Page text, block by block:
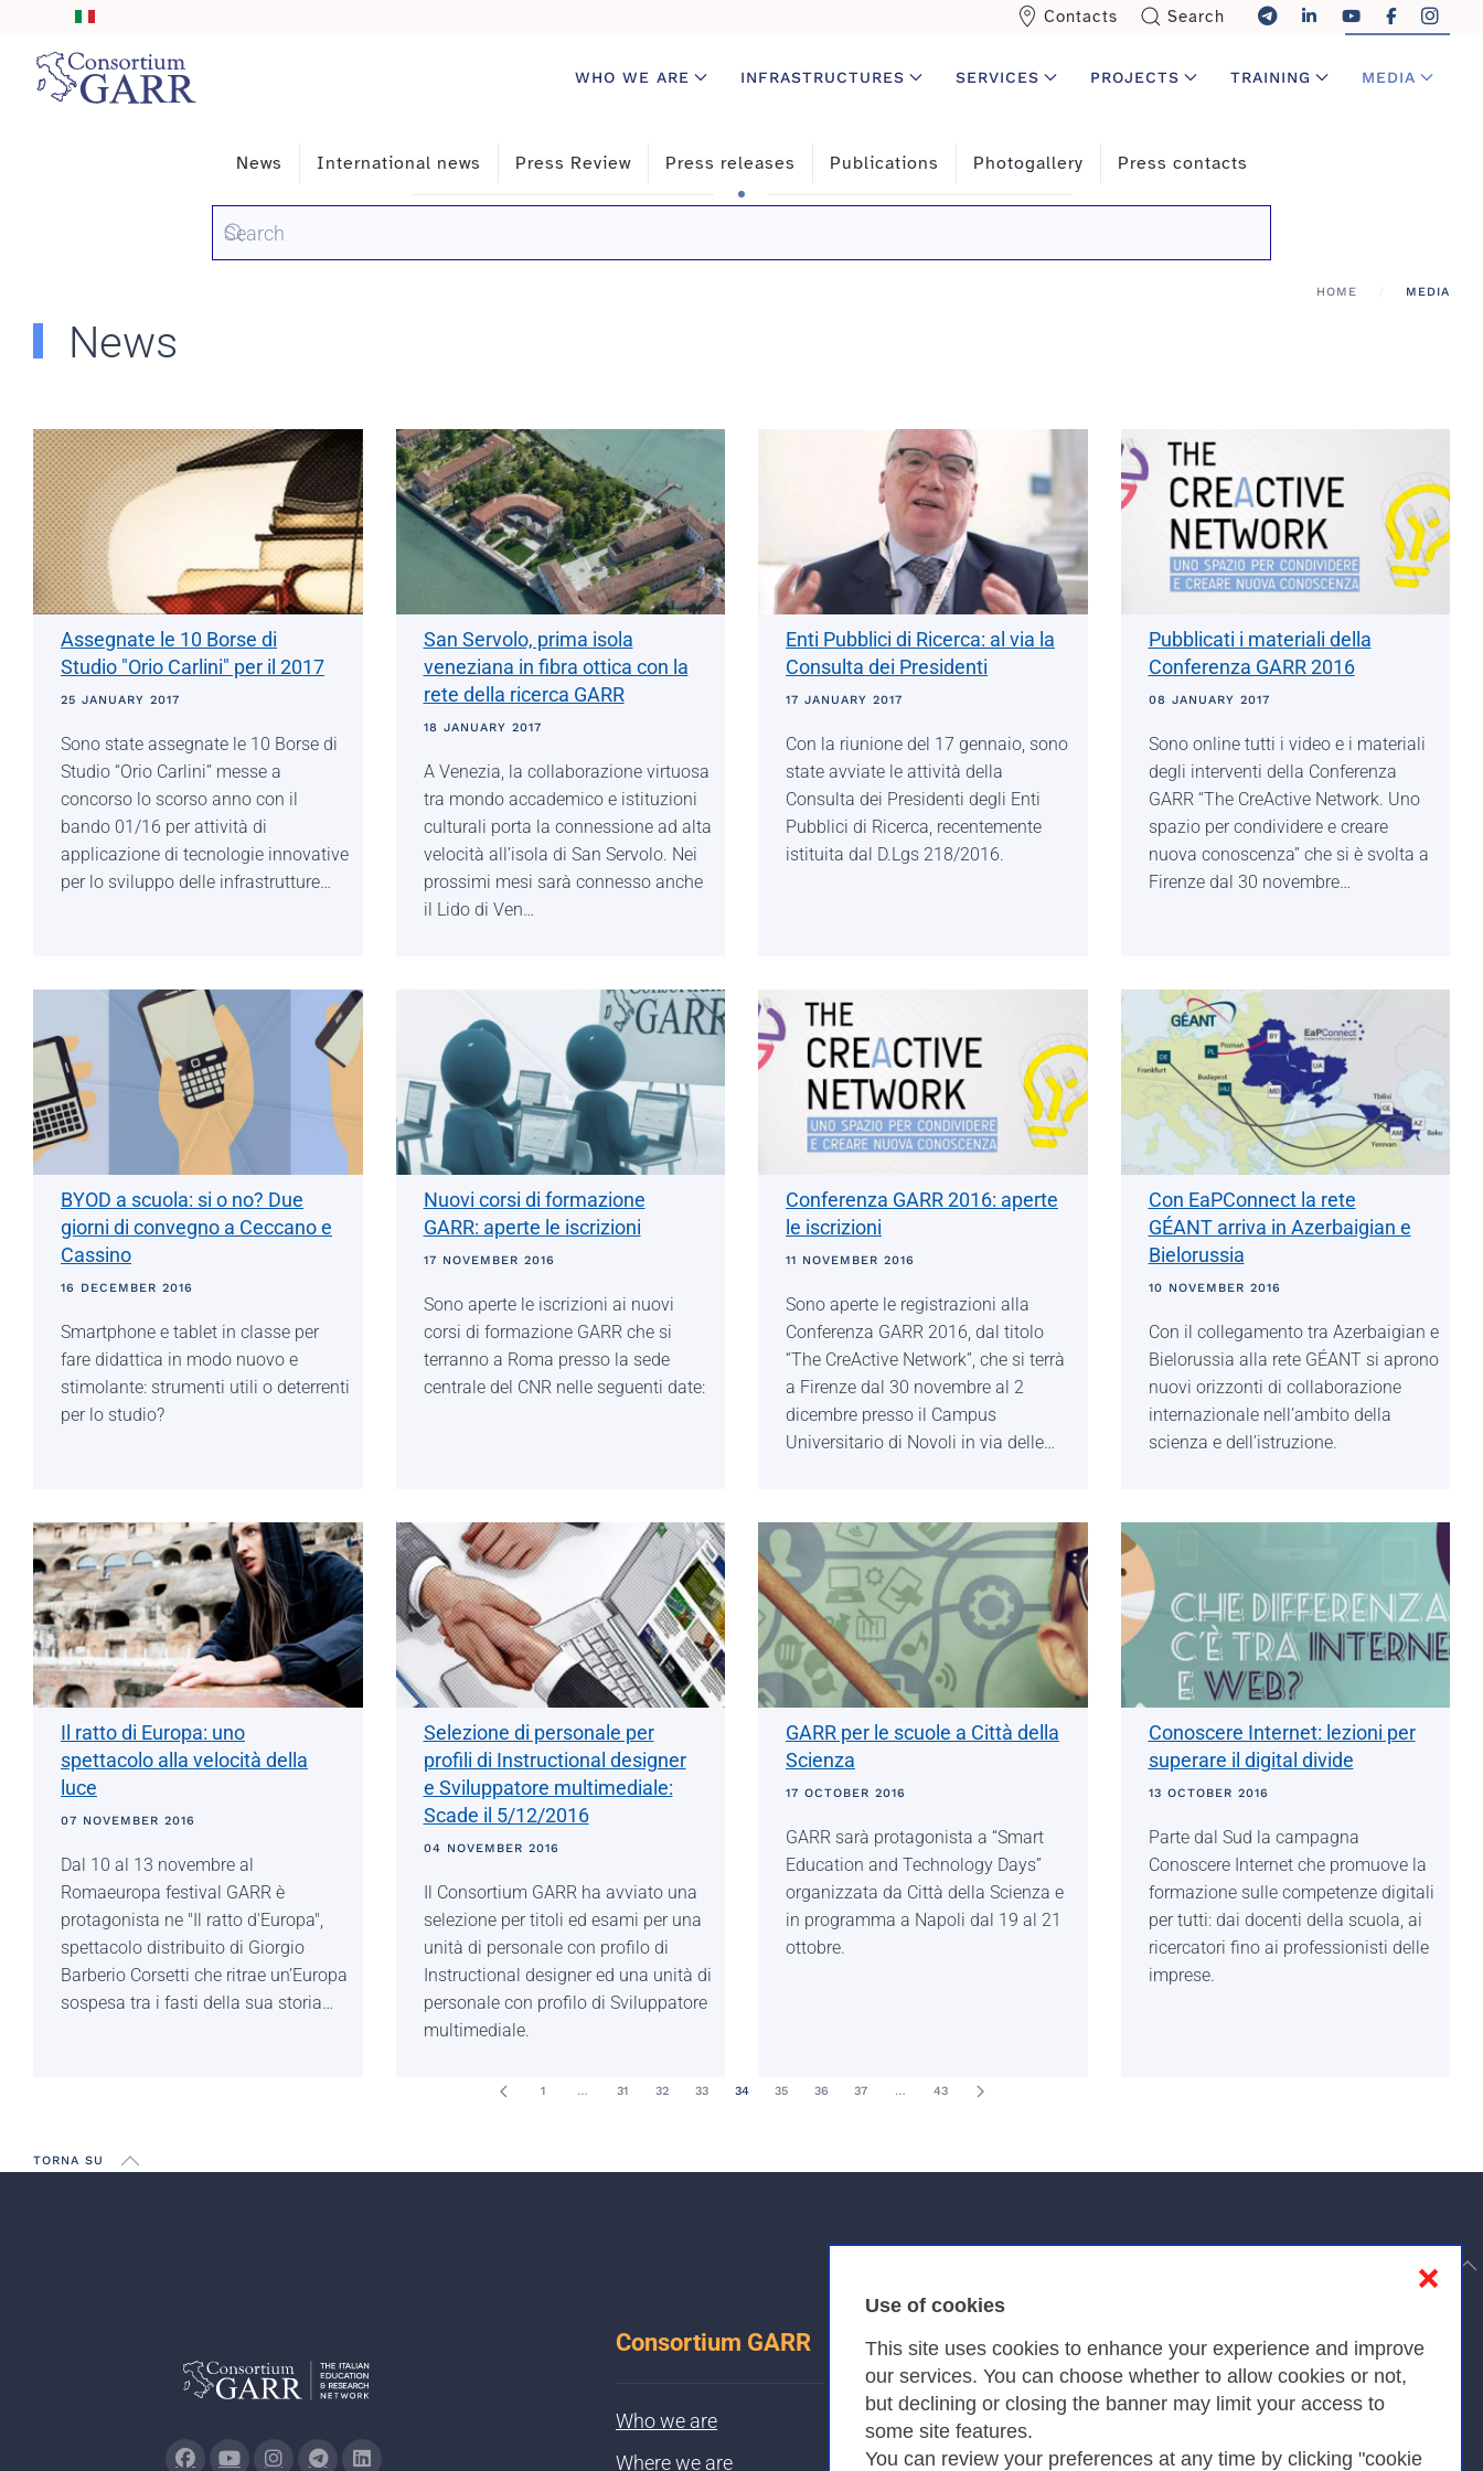
Use of cookies
This site uses cookies to enhance your experience and improve
our services. You can choose whether to allow cookies or not,
but declining or closing the banner may limit your access to
some site features.
You can review your preferences at any time by clicking "cookie
❌
Skip to main content
Contacts Search
WHO WE ARE INFRASTRUCTURES SERVICES PROJECTS TRAINING MEDIA
News International news Press Review Press releases Publications Photogallery Press contacts
HOME MEDIA
News
Assegnate le 10 Borse di
Studio "Orio Carlini" per il 2017
25 JANUARY 2017
Sono state assegnate le 10 Borse di
Studio “Orio Carlini” messe a
concorso lo scorso anno con il
bando 01/16 per attività di
applicazione di tecnologie innovative
per lo sviluppo delle infrastrutture…
San Servolo, prima isola
veneziana in fibra ottica con la
rete della ricerca GARR
18 JANUARY 2017
A Venezia, la collaborazione virtuosa
tra mondo accademico e istituzioni
culturali porta la connessione ad alta
velocità all’isola di San Servolo. Nei
prossimi mesi sarà connesso anche
il Lido di Ven…
Enti Pubblici di Ricerca: al via la
Consulta dei Presidenti
17 JANUARY 2017
Con la riunione del 17 gennaio, sono
state avviate le attività della
Consulta dei Presidenti degli Enti
Pubblici di Ricerca, recentemente
istituita dal D.Lgs 218/2016.
Pubblicati i materiali della
Conferenza GARR 2016
08 JANUARY 2017
Sono online tutti i video e i materiali
degli interventi della Conferenza
GARR “The CreActive Network. Uno
spazio per condividere e creare
nuova conoscenza” che si è svolta a
Firenze dal 30 novembre…
BYOD a scuola: si o no? Due
giorni di convegno a Ceccano e
Cassino
16 DECEMBER 2016
Smartphone e tablet in classe per
fare didattica in modo nuovo e
stimolante: strumenti utili o deterrenti
per lo studio?
Nuovi corsi di formazione
GARR: aperte le iscrizioni
17 NOVEMBER 2016
Sono aperte le iscrizioni ai nuovi
corsi di formazione GARR che si
terranno a Roma presso la sede
centrale del CNR nelle seguenti date:
Conferenza GARR 2016: aperte
le iscrizioni
11 NOVEMBER 2016
Sono aperte le registrazioni alla
Conferenza GARR 2016, dal titolo
“The CreActive Network”, che si terrà
a Firenze dal 30 novembre al 2
dicembre presso il Campus
Universitario di Novoli in via delle…
Con EaPConnect la rete
GÉANT arriva in Azerbaigian e
Bielorussia
10 NOVEMBER 2016
Con il collegamento tra Azerbaigian e
Bielorussia alla rete GÉANT si aprono
nuovi orizzonti di collaborazione
internazionale nell’ambito della
scienza e dell’istruzione.
Il ratto di Europa: uno
spettacolo alla velocità della
luce
07 NOVEMBER 2016
Dal 10 al 13 novembre al
Romaeuropa festival GARR è
protagonista ne "Il ratto d'Europa",
spettacolo distribuito di Giorgio
Barberio Corsetti che ritrae un’Europa
sospesa tra i fasti della sua storia…
Selezione di personale per
profili di Instructional designer
e Sviluppatore multimediale:
Scade il 5/12/2016
04 NOVEMBER 2016
Il Consortium GARR ha avviato una
selezione per titoli ed esami per una
unità di personale con profilo di
Instructional designer ed una unità di
personale con profilo di Sviluppatore
multimediale.
GARR per le scuole a Città della
Scienza
17 OCTOBER 2016
GARR sarà protagonista a “Smart
Education and Technology Days”
organizzata da Città della Scienza e
in programma a Napoli dal 19 al 21
ottobre.
Conoscere Internet: lezioni per
superare il digital divide
13 OCTOBER 2016
Parte dal Sud la campagna
Conoscere Internet che promuove la
formazione sulle competenze digitali
per tutti: dai docenti della scuola, ai
ricercatori fino ai professionisti delle
imprese.
1 … 31 32 33 34 35 36 37 … 43
TORNA SU
to top
Consortium GARR
Who we are
Where we are
Privacy
Cookies Policy